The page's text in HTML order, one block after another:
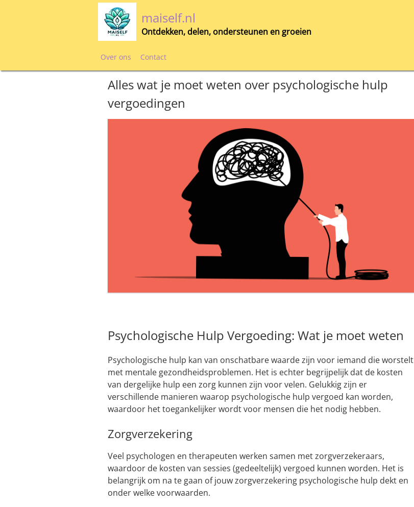
maiself.nl
Ontdekken, delen, ondersteunen en groeien
Over ons Contact
Alles wat je moet weten over psychologische hulp
vergoedingen
Psychologische Hulp Vergoeding: Wat je moet weten
Psychologische hulp kan van onschatbare waarde zijn voor iemand die worstelt
met mentale gezondheidsproblemen. Het is echter begrijpelijk dat de kosten
van dergelijke hulp een zorg kunnen zijn voor velen. Gelukkig zijn er
verschillende manieren waarop psychologische hulp vergoed kan worden,
waardoor het toegankelijker wordt voor mensen die het nodig hebben.
Zorgverzekering
Veel psychologen en therapeuten werken samen met zorgverzekeraars,
waardoor de kosten van sessies (gedeeltelijk) vergoed kunnen worden. Het is
belangrijk om na te gaan of jouw zorgverzekering psychologische hulp dekt en
onder welke voorwaarden.